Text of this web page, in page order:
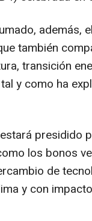
además,
también
transición
y como ha
presidido
los bonos
de
y con